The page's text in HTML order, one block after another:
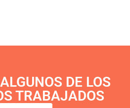
DE LOS
TRABAJADOS